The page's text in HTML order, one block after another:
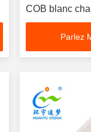
COB blanc
Parlez